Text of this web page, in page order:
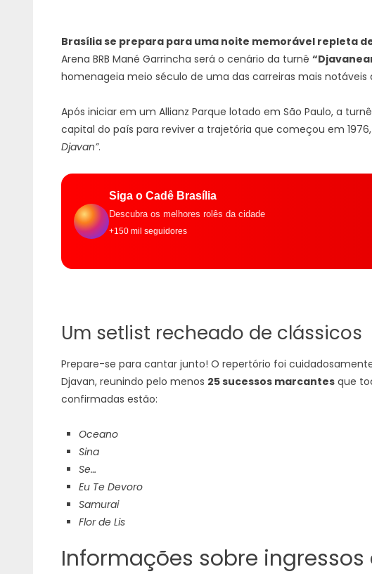
Brasília se prepara para uma noite memorável repleta
Arena BRB Mané Garrincha será o cenário da turnê
homenageia meio século de uma das carreiras mais notáveis
Após iniciar em um Allianz Parque lotado em São Paulo, a
capital do país para reviver a trajetória que começou em
Djavan”.
Siga o Cadê Brasília
Descubra os melhores rolês da cidade
+150 mil seguidores
Um setlist recheado de clássicos
Prepare-se para cantar junto! O repertório foi
Djavan, reunindo pelo menos 25 sucessos marcantes que
confirmadas estão:
Oceano
Sina
Se…
Eu Te Devoro
Samurai
Flor de Lis
Informações sobre ingressos